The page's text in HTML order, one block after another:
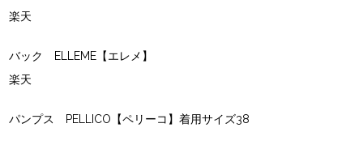
楽天
バック ELLEME【エレメ】
楽天
パンプス PELLICO【ペリーコ】着用サイズ38